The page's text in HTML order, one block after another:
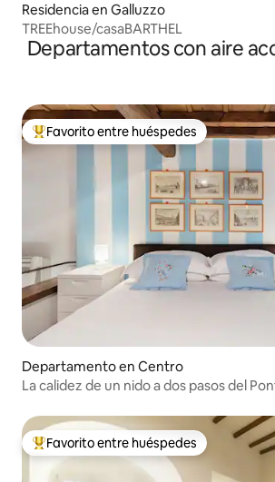
Residencia en Galluzzo
TREEhouse/casaBARTHEL
Departamentos con aire
De los mejores en Favorito entre
Favorito entre huéspedes
Departamento en Centro
La calidez de un nido a dos pasos del
De los mejores en Favorito entre
Favorito entre huéspedes